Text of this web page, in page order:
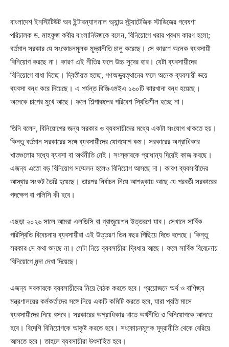
বাংলাদেশ ইনস্টিটিউট অব ইন্টারন্যাশনাল অ্যান্ড স্ট্র্যাটেজিক স্টাডিজের গবেষণা
পরিচালক ড. মাহফুজ কবীর বাংলানিউজকে বলেন, বিনিয়োগে খরার প্রথম কারণ হলো;
বর্তমান সরকার যে সংকোচনমূলক মূদ্রানীতি চালু করেছে। সে কারণে অনেক ব্যবসায়ী
বিনিয়োগ করছে না। কারণ এই নীতির ফলে উচ্চ সুদের হার। যেটা ব্যবসায়ীদের
বিনিয়োগে বাধা দিচ্ছে। দ্বিতীয়ত হচ্ছে, গণঅভ্যুত্থানের ফলে অনেক ব্যবসায়ী ভয়ে
ব্যবসা বন্ধ করে দিয়েছে। এ পর্যন্ত বিজিএমইএ ১৬০টি কারখানা বন্ধ হয়েছে।
অনেকে চাপের মুখে আছে। ফলে শিল্পাঞ্চলের পরিবেশ স্থিতিশীল হচ্ছে না।
তিনি বলেন, বিনিয়োগের জন্য সরকার ও ব্যবসায়ীদের মধ্যে একটা সংযোগ থাকতে হয়।
কিন্তু বর্তমান সরকারের সঙ্গে ব্যবসায়ীদের যোগযোগ কম। সরকারের অগ্রাধিকার
খাতগুলোর মধ্যে ব্যবসা বা অর্থনীতি নেই। সংস্কারকে প্রাধান্য দিয়েই কাজ করছে।
এজন্য এতো বড় বিনিয়োগ সম্মেলন হলেও বিনিয়োগ আসছে না। কারণ ব্যবসায়ীদের
আস্থার সংকট তৈরি হয়েছে। তারপর নির্বাচন নিয়ে আশঙ্কায় আছে যে পরবর্তী সরকারের
পদক্ষেপ বা পলিসি কী হবে।
এছড়া ২০২৬ সালে আমরা এলডিসি বা গ্রাজুয়েশন উত্তরণে যাব। সেখানে সার্বিক
পরিস্থিতি বিবেচনায় ব্যবসায়ীরা এই উত্তরণ তিন বছর পিছিয়ে দিতে বলেছে। কিন্তু
সরকার সে কথা শুনছে না। সেটা নিয়ে ব্যবসায়ীরা দ্বিধায় আছে। ফলে সার্বিক বিবেচনায়
বিনিয়োগে মন্দা দেখা দিয়েছে।
এজন্য সরকারকে ব্যবসায়ীদের নিয়ে বৈঠক করতে হবে। প্রয়োজনে অর্থ ও বাণিজ্য
মন্ত্রণালয়ের কর্মকর্তাদের সঙ্গে নিয়ে একটি কমিটি করতে হবে, যারা প্রতি মাসে
ব্যবসায়ীদের নিয়ে বসবে। সরকারের অগ্রাধিকার খাতে অর্থনীতি ও বিনিয়োগকে আনতে
হবে। বিদেশি বিনিয়োগকে আকৃষ্ট করতে হবে। সংকোচনমূলক মুদ্রানীতি থেকে বেরিয়ে
আসতে হবে। তাহলে ব্যবসায়ীরা উৎসাহিত হবে।